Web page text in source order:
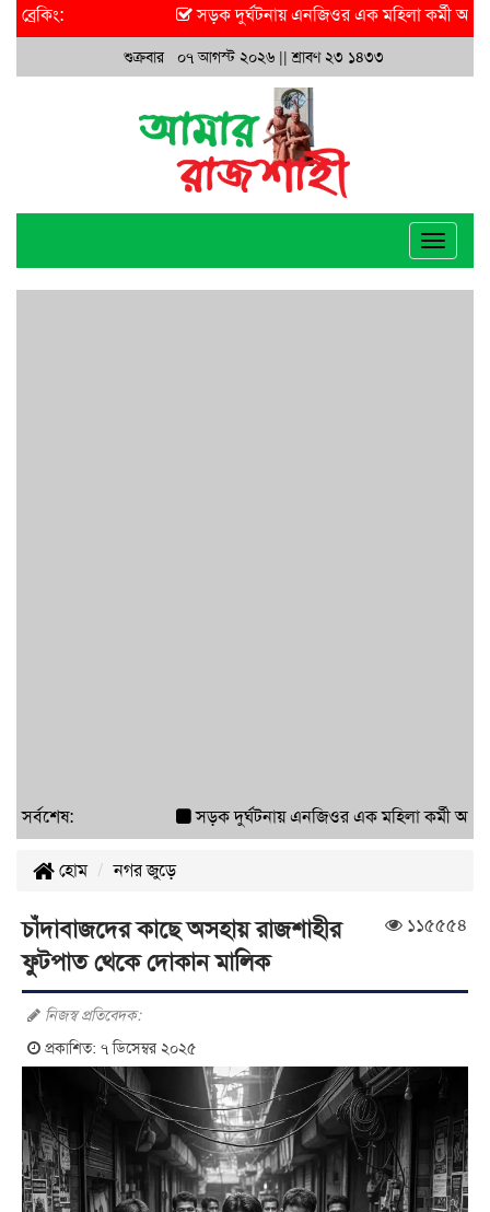
ব্রেকিং: সড়ক দুর্ঘটনায় এনজিওর এক মহিলা কর্মী আহত
শুক্রবার ০৭ আগস্ট ২০২৬ || শ্রাবণ ২৩ ১৪৩৩
Toggle
সর্বশেষ: সড়ক দুর্ঘটনায় এনজিওর এক মহিলা কর্মী আহত
হোম নগর জুড়ে
১১৫৫৫৪
চাঁদাবাজদের কাছে অসহায় রাজশাহীর
ফুটপাত থেকে দোকান মালিক
নিজস্ব প্রতিবেদক:
প্রকাশিত: ৭ ডিসেম্বর ২০২৫